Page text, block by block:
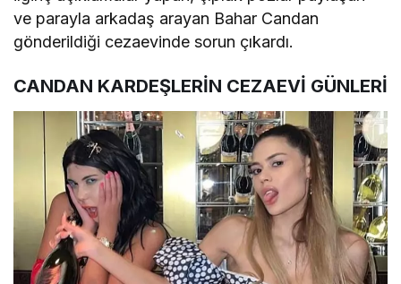
ve parayla arkadaş arayan Bahar Candan
gönderildiği cezaevinde sorun çıkardı.
CANDAN KARDEŞLERİN CEZAEVİ GÜNLERİ